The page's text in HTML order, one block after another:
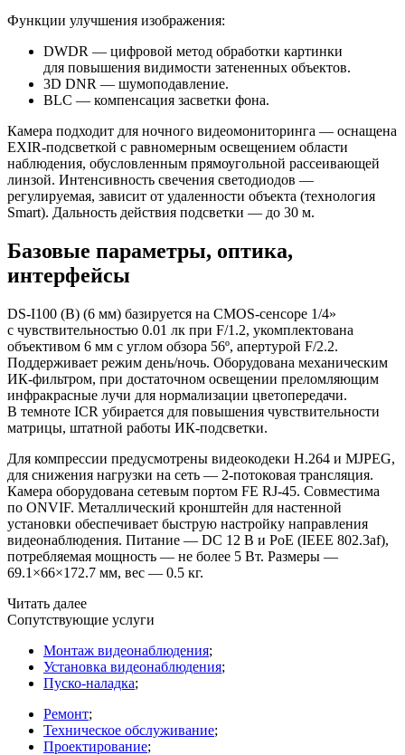
Функции улучшения изображения:
DWDR — цифровой метод обработки картинки
для повышения видимости затененных объектов.
3D DNR — шумоподавление.
BLC — компенсация засветки фона.
Камера подходит для ночного видеомониторинга — оснащена
EXIR-подсветкой с равномерным освещением области
наблюдения, обусловленным прямоугольной рассеивающей
линзой. Интенсивность свечения светодиодов —
регулируемая, зависит от удаленности объекта (технология
Smart). Дальность действия подсветки — до 30 м.
Базовые параметры, оптика,
интерфейсы
DS-I100 (B) (6 мм) базируется на CMOS-сенсоре 1/4»
с чувствительностью 0.01 лк при F/1.2, укомплектована
объективом 6 мм с углом обзора 56º, апертурой F/2.2.
Поддерживает режим день/ночь. Оборудована механическим
ИК-фильтром, при достаточном освещении преломляющим
инфракрасные лучи для нормализации цветопередачи.
В темноте ICR убирается для повышения чувствительности
матрицы, штатной работы ИК-подсветки.
Для компрессии предусмотрены видеокодеки H.264 и MJPEG,
для снижения нагрузки на сеть — 2-потоковая трансляция.
Камера оборудована сетевым портом FE RJ-45. Совместима
по ONVIF. Металлический кронштейн для настенной
установки обеспечивает быструю настройку направления
видеонаблюдения. Питание — DC 12 В и PoE (IEEE 802.3af),
потребляемая мощность — не более 5 Вт. Размеры —
69.1×66×172.7 мм, вес — 0.5 кг.
Читать далее
Сопутствующие услуги
Монтаж видеонаблюдения;
Установка видеонаблюдения;
Пуско-наладка;
Ремонт;
Техническое обслуживание;
Проектирование;